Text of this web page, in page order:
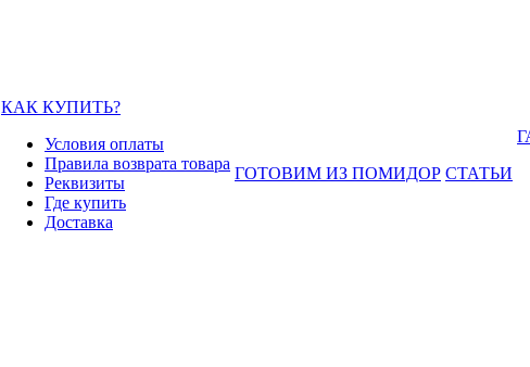
КАК КУПИТЬ?
Условия оплаты
Правила возврата товара
Реквизиты
Где купить
Доставка
ГОТОВИМ ИЗ ПОМИДОР СТАТЬИ